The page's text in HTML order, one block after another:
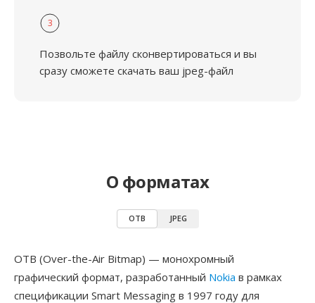
3
Позвольте файлу сконвертироваться и вы
сразу сможете скачать ваш jpeg-файл
О форматах
OTB JPEG
OTB (Over-the-Air Bitmap) — монохромный
графический формат, разработанный Nokia в рамках
спецификации Smart Messaging в 1997 году для